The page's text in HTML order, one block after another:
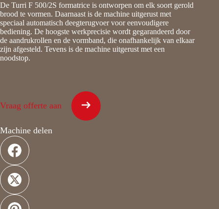
De Turri F 500/2S formatrice is ontworpen om elk soort gerold
brood te vormen. Daarnaast is de machine uitgerust met
speciaal automatisch deegterugvoer voor eenvoudigere
bediening. De hoogste werkprecisie wordt gegarandeerd door
de aandrukrollen en de vormband, die onafhankelijk van elkaar
zijn afgesteld. Tevens is de machine uitgerust met een
noodstop.
Vraag offerte aan
Machine delen